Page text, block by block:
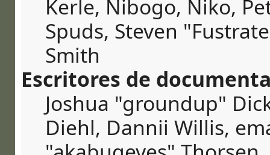
Kerle, Nibogo, Niko,
Spuds, Steven
Smith
Escritores de
Joshua "groundup"
Diehl, Dannii Willis,